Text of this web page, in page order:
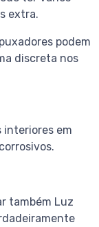
extra.
podem
discreta nos
interiores em
também Luz